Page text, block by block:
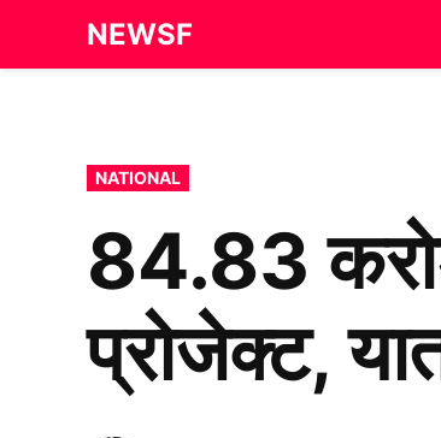
NEWSF
POSTED
IN
NATIONAL
84.83
प्रोजेक्ट,